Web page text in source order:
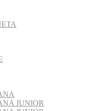
JUNIOR